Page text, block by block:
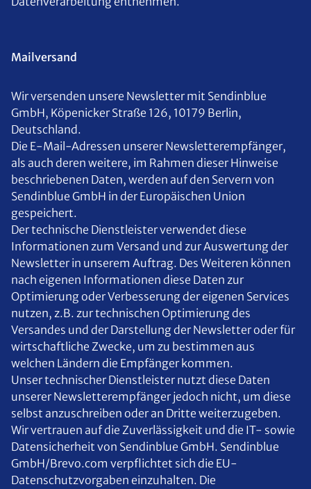
Mailversand
Wir versenden unsere Newsletter mit Sendinblue
GmbH, Köpenicker Straße 126, 10179 Berlin,
Deutschland.
Die E-Mail-Adressen unserer Newsletterempfänger,
als auch deren weitere, im Rahmen dieser Hinweise
beschriebenen Daten, werden auf den Servern von
Sendinblue GmbH in der Europäischen Union
gespeichert.
Der technische Dienstleister verwendet diese
Informationen zum Versand und zur Auswertung der
Newsletter in unserem Auftrag. Des Weiteren können
nach eigenen Informationen diese Daten zur
Optimierung oder Verbesserung der eigenen Services
nutzen, z.B. zur technischen Optimierung des
Versandes und der Darstellung der Newsletter oder für
wirtschaftliche Zwecke, um zu bestimmen aus
welchen Ländern die Empfänger kommen.
Unser technischer Dienstleister nutzt diese Daten
unserer Newsletterempfänger jedoch nicht, um diese
selbst anzuschreiben oder an Dritte weiterzugeben.
Wir vertrauen auf die Zuverlässigkeit und die IT- sowie
Datensicherheit von Sendinblue GmbH. Sendinblue
GmbH/Brevo.com verpflichtet sich die EU-
Datenschutzvorgaben einzuhalten. Die